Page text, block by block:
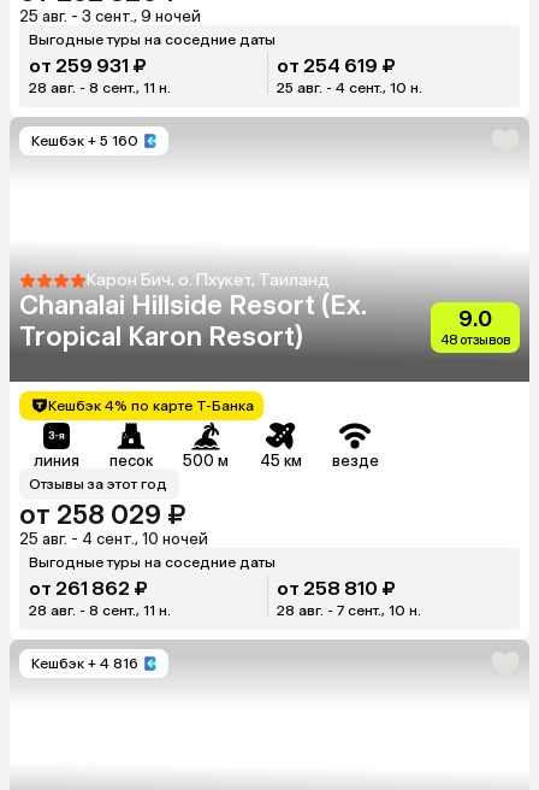
25 авг. - 3 сент., 9 ночей
Выгодные туры на соседние даты
от 259 931 ₽
28 авг. - 8 сент., 11 н.
от 254 619 ₽
25 авг. - 4 сент., 10 н.
Кешбэк + 5 160
Карон Бич, о. Пхукет, Таиланд
Chanalai Hillside Resort (Ex.
Tropical Karon Resort)
9.0
48 отзывов
Кешбэк 4% по карте Т-Банка
линия песок 500 м 45 км везде
Отзывы за этот год
от 258 029 ₽
25 авг. - 4 сент., 10 ночей
Выгодные туры на соседние даты
от 261 862 ₽
28 авг. - 8 сент., 11 н.
от 258 810 ₽
28 авг. - 7 сент., 10 н.
Кешбэк + 4 816